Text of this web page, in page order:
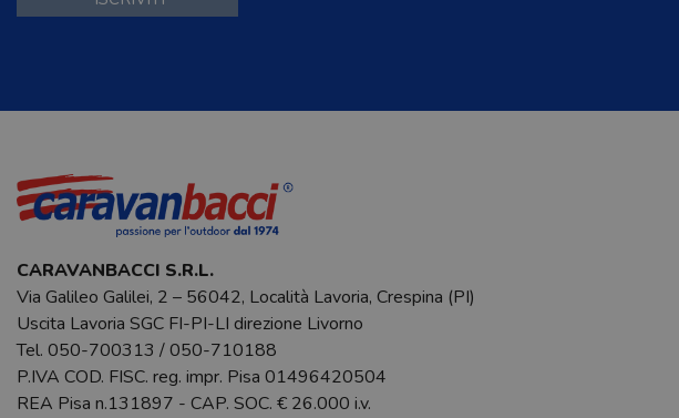
CARAVANBACCI S.R.L.
Via Galileo Galilei, 2 – 56042, Località Lavoria, Crespina (PI)
Uscita Lavoria SGC FI-PI-LI direzione Livorno
Tel. 050-700313 /050-710188
P.IVA COD. FISC. reg. impr. Pisa 01496420504
REA Pisa n.131897 - CAP. SOC. € 26.000 i.v.